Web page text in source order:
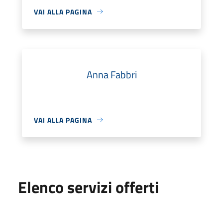
VAI ALLA PAGINA
Anna Fabbri
VAI ALLA PAGINA
Elenco servizi offerti